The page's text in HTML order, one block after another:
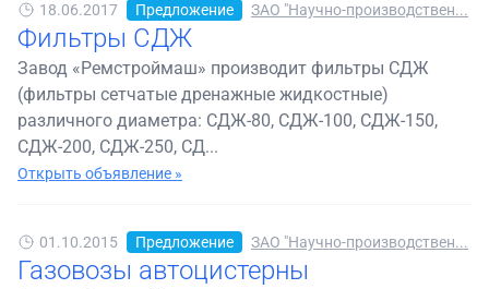
18.06.2017 Предложение ЗАО "Научно-производствен...
Фильтры СДЖ
Завод «Ремстроймаш» производит фильтры СДЖ
(фильтры сетчатые дренажные жидкостные)
различного диаметра: СДЖ-80, СДЖ-100, СДЖ-150,
СДЖ-200, СДЖ-250, СД...
Открыть объявление »
01.10.2015 Предложение ЗАО "Научно-производствен...
Газовозы автоцистерны